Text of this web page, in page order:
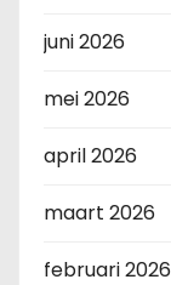
juni 2026
mei 2026
april 2026
maart 2026
februari 2026